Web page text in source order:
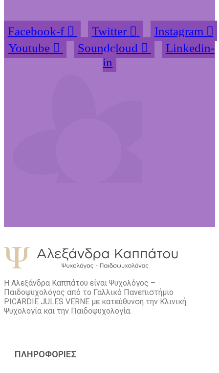
Facebook-f Twitter
Instagram
Youtube
Soundcloud
Linkedin-
in
Η Αλεξάνδρα Καππάτου είναι Ψυχολόγος –
Παιδοψυχολόγος από το Γαλλικό Πανεπιστήμιο
PICARDIE JULES VERNE με κατεύθυνση την Kλινική
Ψυχολογία και την Παιδοψυχολογία.
ΠΛΗΡΟΦΟΡΙΕΣ